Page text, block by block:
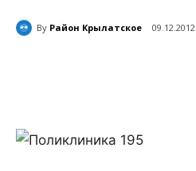
By Район Крылатское 09.12.2012